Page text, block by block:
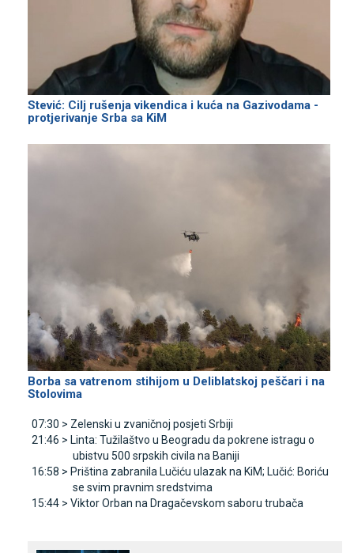
Stević: Cilj rušenja vikendica i kuća na Gazivodama -
protjerivanje Srba sa KiM
Borba sa vatrenom stihijom u Deliblatskoj peščari i na
Stolovima
07:30 > Zelenski u zvaničnoj posjeti Srbiji
21:46 > Linta: Tužilaštvo u Beogradu da pokrene istragu o
ubistvu 500 srpskih civila na Baniji
16:58 > Priština zabranila Lučiću ulazak na KiM; Lučić: Boriću
se svim pravnim sredstvima
15:44 > Viktor Orban na Dragačevskom saboru trubača